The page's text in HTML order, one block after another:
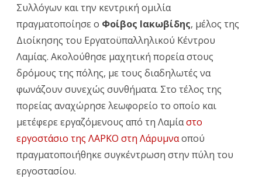
Συλλόγων και την κεντρική ομιλία
πραγματοποίησε ο Φοίβος Ιακωβίδης, μέλος της
Διοίκησης του Εργατοϋπαλληλικού Κέντρου
Λαμίας. Ακολούθησε μαχητική πορεία στους
δρόμους της πόλης, με τους διαδηλωτές να
φωνάζουν συνεχώς συνθήματα. Στο τέλος της
πορείας αναχώρησε λεωφορείο το οποίο και
μετέφερε εργαζόμενους από τη Λαμίαστο
εργοστάσιο της ΛΑΡΚΟ στη Λάρυμναοπού
πραγματοποιήθηκε συγκέντρωση στην πύλη του
εργοστασίου.